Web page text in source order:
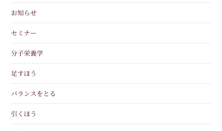
お知らせ
セミナー
分子栄養学
足すほう
バランスをとる
引くほう